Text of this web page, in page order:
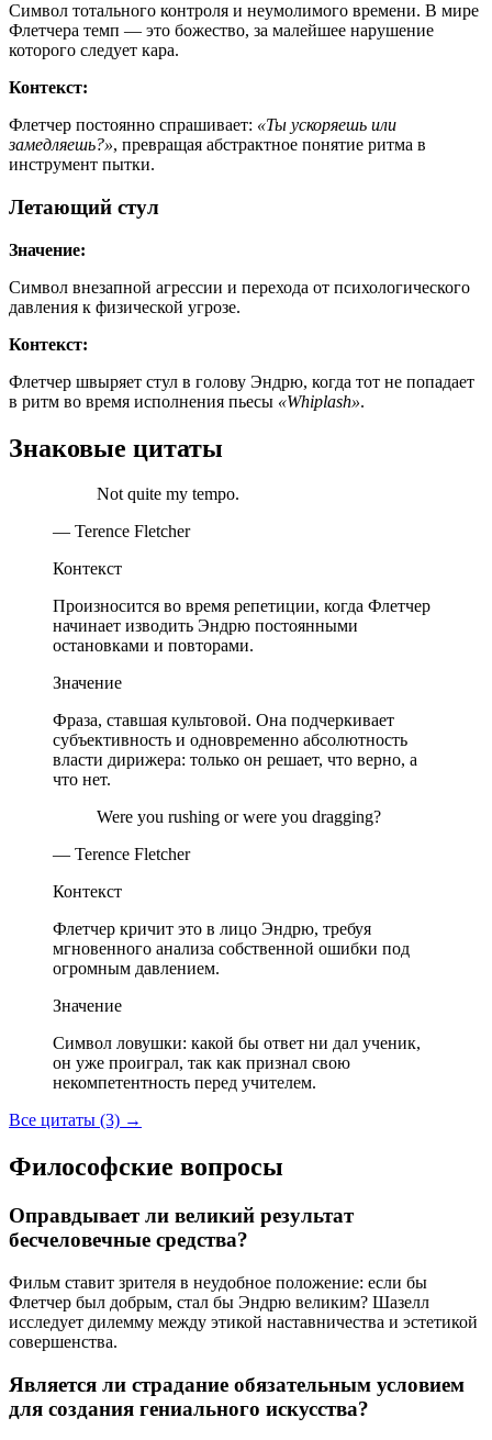
Символ тотального контроля и неумолимого времени. В мире
Флетчера темп — это божество, за малейшее нарушение
которого следует кара.
Контекст:
Флетчер постоянно спрашивает: «Ты ускоряешь или
замедляешь?», превращая абстрактное понятие ритма в
инструмент пытки.
Летающий стул
Значение:
Символ внезапной агрессии и перехода от психологического
давления к физической угрозе.
Контекст:
Флетчер швыряет стул в голову Эндрю, когда тот не попадает
в ритм во время исполнения пьесы «Whiplash».
Знаковые цитаты
Not quite my tempo.
— Terence Fletcher
Контекст
Произносится во время репетиции, когда Флетчер
начинает изводить Эндрю постоянными
остановками и повторами.
Значение
Фраза, ставшая культовой. Она подчеркивает
субъективность и одновременно абсолютность
власти дирижера: только он решает, что верно, а
что нет.
Were you rushing or were you dragging?
— Terence Fletcher
Контекст
Флетчер кричит это в лицо Эндрю, требуя
мгновенного анализа собственной ошибки под
огромным давлением.
Значение
Символ ловушки: какой бы ответ ни дал ученик,
он уже проиграл, так как признал свою
некомпетентность перед учителем.
Все цитаты (3) →
Философские вопросы
Оправдывает ли великий результат
бесчеловечные средства?
Фильм ставит зрителя в неудобное положение: если бы
Флетчер был добрым, стал бы Эндрю великим? Шазелл
исследует дилемму между этикой наставничества и эстетикой
совершенства.
Является ли страдание обязательным условием
для создания гениального искусства?